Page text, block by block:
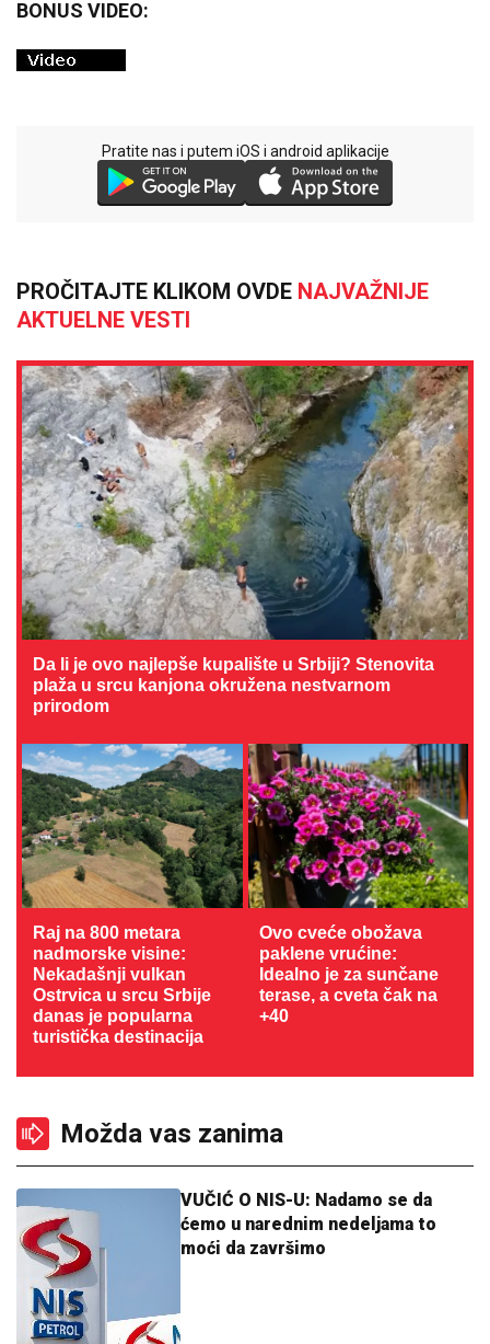
BONUS VIDEO:
Pratite nas i putem iOS i android aplikacije
PROČITAJTE KLIKOM OVDE NAJVAŽNIJE
AKTUELNE VESTI
Da li je ovo najlepše kupalište u Srbiji? Stenovita
plaža u srcu kanjona okružena nestvarnom
prirodom
Raj na 800 metara
nadmorske visine:
Nekadašnji vulkan
Ostrvica u srcu Srbije
danas je popularna
turistička destinacija
Ovo cveće obožava
paklene vrućine:
Idealno je za sunčane
terase, a cveta čak na
+40
Možda vas zanima
VUČIĆ O NIS-U: Nadamo se da
ćemo u narednim nedeljama to
moći da završimo